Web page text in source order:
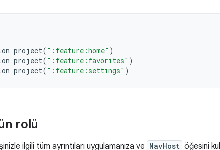
project( ":feature:home" )
project( ":feature:favorites" )
project( ":feature:settings" )
rolü
ilgili tüm ayrıntıları uygulamanıza ve NavHost öğesini